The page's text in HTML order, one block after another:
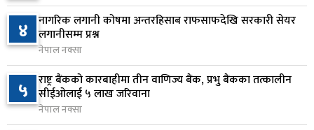
८
आज बस्ने भनिएको राष्ट्रिय सभाको बैठक बुधबारका लागि
सर्‍यो
२ दिन अघि
९
वीरगञ्जमा ट्यांकरको सिल खोलेर तेल निकाल्ने सात जना
रंगेहात पक्राउ
४ नागरिक लगानी कोषमा अन्तरहिसाब राफसाफदेखि सरकारी सेयर
लगानीसम्म प्रश्न
नेपाल नक्सा
५ राष्ट्र बैंकको कारबाहीमा तीन वाणिज्य बैंक, प्रभु बैंकका तत्कालीन
सीईओलाई ५ लाख जरिवाना
नेपाल नक्सा